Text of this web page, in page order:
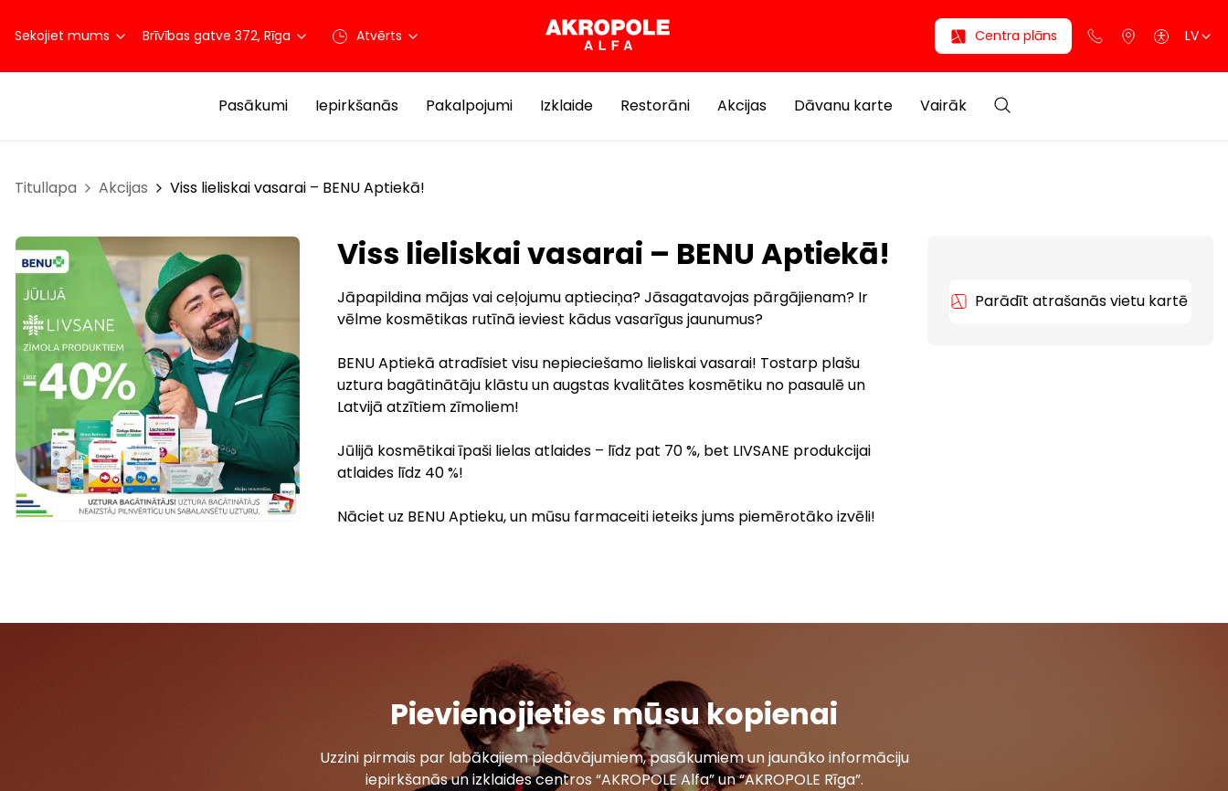
Sekojiet mums Brīvības gatve 372, Rīga Atvērts Centra plāns LV
Pasākumi Iepirkšanās Pakalpojumi Izklaide Restorāni Akcijas Dāvanu karte Vairāk
Titullapa Akcijas Viss lieliskai vasarai – BENU Aptiekā!
Viss lieliskai vasarai – BENU Aptiekā!
Jāpapildina mājas vai ceļojumu aptieciņa? Jāsagatavojas pārgājienam? Ir
vēlme kosmētikas rutīnā ieviest kādus vasarīgus jaunumus?
BENU Aptiekā atradīsiet visu nepieciešamo lieliskai vasarai! Tostarp plašu
uztura bagātinātāju klāstu un augstas kvalitātes kosmētiku no pasaulē un
Latvijā atzītiem zīmoliem!
Jūlijā kosmētikai īpaši lielas atlaides – līdz pat 70 %, bet LIVSANE produkcijai
atlaides līdz 40 %!
Nāciet uz BENU Aptieku, un mūsu farmaceiti ieteiks jums piemērotāko izvēli!
Parādīt atrašanās vietu kartē
Pievienojieties mūsu kopienai
Uzzini pirmais par labākajiem piedāvājumiem, pasākumiem un jaunāko informāciju
iepirkšanās un izklaides centros “AKROPOLE Alfa” un “AKROPOLE Rīga”.